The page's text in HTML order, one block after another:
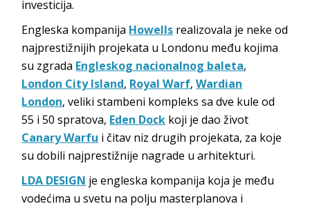
investicija.
Engleska kompanija Howells realizovala je neke od
najprestižnijih projekata u Londonu među kojima
su zgrada Engleskog nacionalnog baleta,
London City Island, Royal Warf,Wardian
London, veliki stambeni kompleks sa dve kule od
55 i 50 spratova, Eden Dock koji je dao život
Canary Warfu i čitav niz drugih projekata, za koje
su dobili najprestižnije nagrade u arhitekturi.
LDA DESIGN je engleska kompanija koja je među
vodećima u svetu na polju masterplanova i